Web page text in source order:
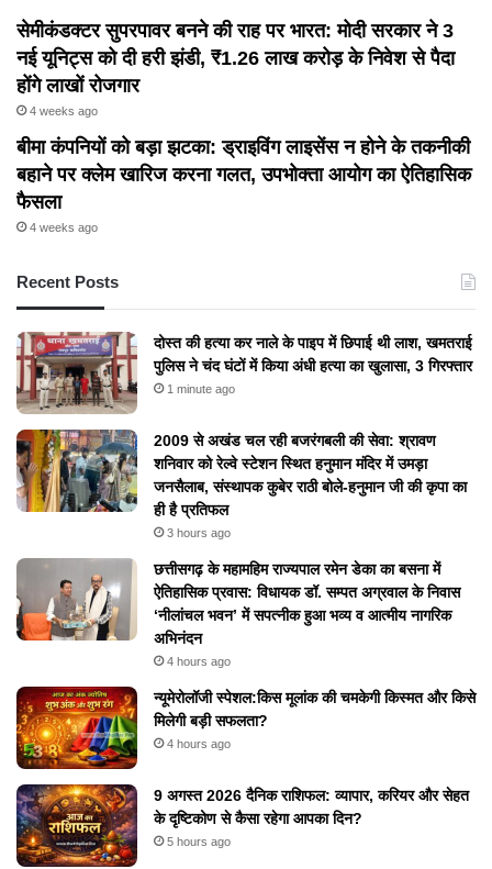
सेमीकंडक्टर सुपरपावर बनने की राह पर भारत: मोदी सरकार ने 3
नई यूनिट्स को दी हरी झंडी, ₹1.26 लाख करोड़ के निवेश से पैदा
होंगे लाखों रोजगार
4 weeks ago
बीमा कंपनियों को बड़ा झटका: ड्राइविंग लाइसेंस न होने के तकनीकी
बहाने पर क्लेम खारिज करना गलत, उपभोक्ता आयोग का ऐतिहासिक
फैसला
4 weeks ago
Recent Posts
दोस्त की हत्या कर नाले के पाइप में छिपाई थी लाश, खमतराई
पुलिस ने चंद घंटों में किया अंधी हत्या का खुलासा, 3 गिरफ्तार
1 minute ago
2009 से अखंड चल रही बजरंगबली की सेवा: श्रावण
शनिवार को रेल्वे स्टेशन स्थित हनुमान मंदिर में उमड़ा
जनसैलाब, संस्थापक कुबेर राठी बोले-हनुमान जी की कृपा का
ही है प्रतिफल
3 hours ago
छत्तीसगढ़ के महामहिम राज्यपाल रमेन डेका का बसना में
ऐतिहासिक प्रवास: विधायक डॉ. सम्पत अग्रवाल के निवास
‘नीलांचल भवन’ में सपत्नीक हुआ भव्य व आत्मीय नागरिक
अभिनंदन
4 hours ago
न्यूमेरोलॉजी स्पेशल:किस मूलांक की चमकेगी किस्मत और किसे
मिलेगी बड़ी सफलता?
4 hours ago
9 अगस्त 2026 दैनिक राशिफल: व्यापार, करियर और सेहत
के दृष्टिकोण से कैसा रहेगा आपका दिन?
5 hours ago